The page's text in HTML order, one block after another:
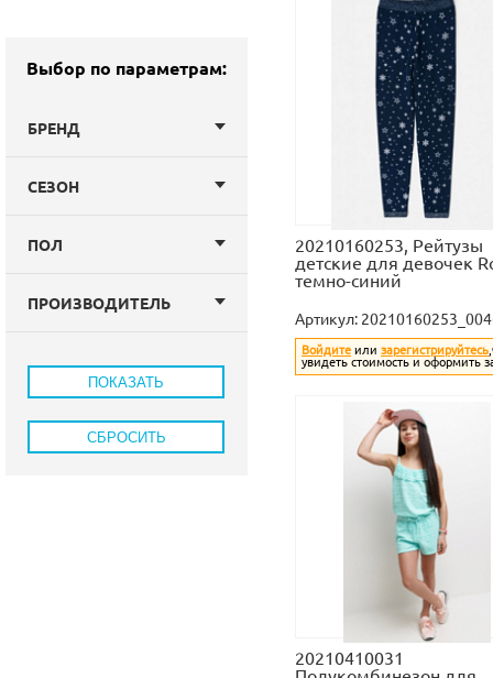
Выбор по параметрам:
БРЕНД
СЕЗОН
ПОЛ
ПРОИЗВОДИТЕЛЬ
20210160253, Рейтузы
детские для девочек
темно-синий
Артикул:
Войдите или зарегистрируйтесь
увидеть стоимость и оформить
20210410031